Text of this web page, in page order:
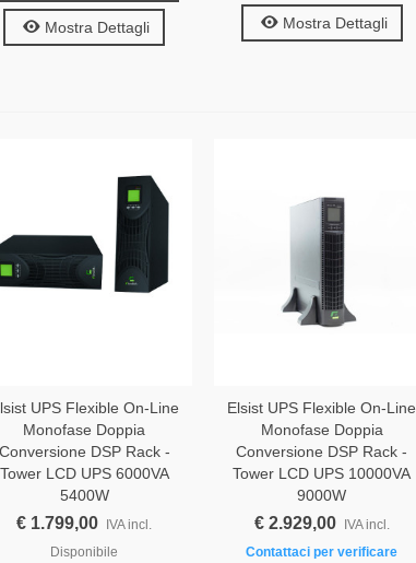
Mostra Dettagli Mostra Dettagli
UPS Flexible On-Line
Monofase Doppia
Conversione DSP Rack -
Tower LCD UPS 6000VA
5400W
€ 1.799,00
IVA incl.
Disponibile
Elsist UPS Flexible On-Line
Monofase Doppia
Conversione DSP Rack -
Tower LCD UPS 10000VA
9000W
€ 2.929,00
IVA incl.
Contattaci per verificare